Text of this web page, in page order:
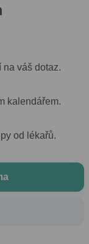
na váš dotaz.
kalendářem.
od lékařů.